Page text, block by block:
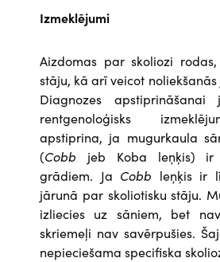
Izmeklējumi
Aizdomas par skoliozi
stāju, kā arī veicot noliekšanās
Diagnozes apstiprināšanai
rentgenoloģisks
apstiprina, ja mugurkaula
(Cobb jeb Koba leņķis)
grādiem. Ja Cobb leņķis ir
jārunā par skoliotisku stāju.
izliecies uz sāniem, bet
skriemeļi nav savērpušies.
nepieciešama specifiska